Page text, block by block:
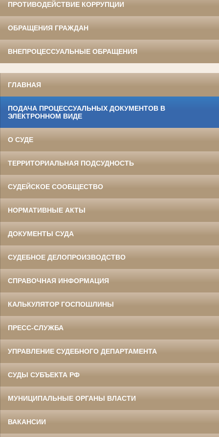
ПРОТИВОДЕЙСТВИЕ КОРРУПЦИИ
ОБРАЩЕНИЯ ГРАЖДАН
ВНЕПРОЦЕССУАЛЬНЫЕ ОБРАЩЕНИЯ
ГЛАВНАЯ
ПОДАЧА ПРОЦЕССУАЛЬНЫХ ДОКУМЕНТОВ В
ЭЛЕКТРОННОМ ВИДЕ
О СУДЕ
ТЕРРИТОРИАЛЬНАЯ ПОДСУДНОСТЬ
СУДЕЙСКОЕ СООБЩЕСТВО
НОРМАТИВНЫЕ АКТЫ
ДОКУМЕНТЫ СУДА
СУДЕБНОЕ ДЕЛОПРОИЗВОДСТВО
СПРАВОЧНАЯ ИНФОРМАЦИЯ
КАЛЬКУЛЯТОР ГОСПОШЛИНЫ
ПРЕСС-СЛУЖБА
УПРАВЛЕНИЕ СУДЕБНОГО ДЕПАРТАМЕНТА
СУДЫ СУБЪЕКТА РФ
МУНИЦИПАЛЬНЫЕ ОРГАНЫ ВЛАСТИ
ВАКАНСИИ